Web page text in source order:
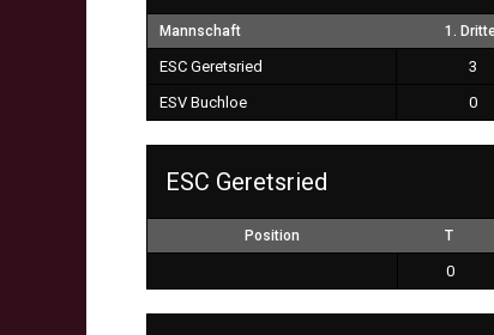
Mannschaft 1.
ESC Geretsried 3
ESV Buchloe
0
ESC Geretsried
Position T
0